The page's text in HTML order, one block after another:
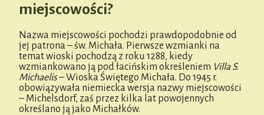
miejscowości?
Nazwa miejscowości pochodzi prawdopodobnie od
jej patrona – św. Michała. Pierwsze wzmianki na
temat wioski pochodzą z roku 1288, kiedy
wzmiankowano ją pod łacińskim określeniem Villa S.
Michaelis– Wioska Świętego Michała. Do 1945 r.
obowiązywała niemiecka wersja nazwy miejscowości
– Michelsdorf, zaś przez kilka lat powojennych
określano ją jako Michałków.